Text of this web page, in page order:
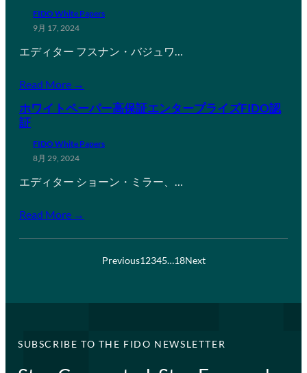
FIDO White Papers
9月 17, 2024
エディター フスナン・バジュワ…
Read More →
ホワイトペーパー高保証エンタープライズFIDO認
証
FIDO White Papers
8月 29, 2024
エディター ショーン・ミラー、…
Read More →
Previous12345…18Next
SUBSCRIBE TO THE FIDO NEWSLETTER